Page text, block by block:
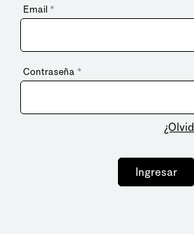
Email *
Contraseña *
Ingresar